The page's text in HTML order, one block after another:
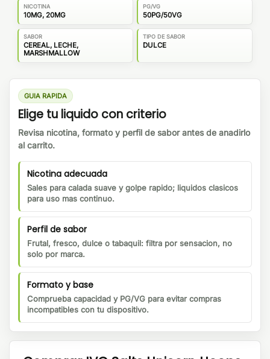
NICOTINA
10MG, 20MG
PG/VG
50PG/50VG
SABOR
CEREAL, LECHE,
MARSHMALLOW
TIPO DE SABOR
DULCE
GUIA RAPIDA
Elige tu liquido con criterio
Revisa nicotina, formato y perfil de sabor antes de anadirlo
al carrito.
Nicotina adecuada
Sales para calada suave y golpe rapido; liquidos clasicos
para uso mas continuo.
Perfil de sabor
Frutal, fresco, dulce o tabaquil: filtra por sensacion, no
solo por marca.
Formato y base
Comprueba capacidad y PG/VG para evitar compras
incompatibles con tu dispositivo.